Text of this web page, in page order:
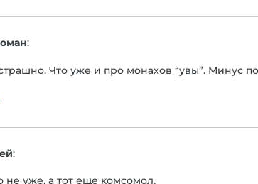
:
Что уже и про монахов “увы”. Минус
:
не уже, а тот еще комсомол.